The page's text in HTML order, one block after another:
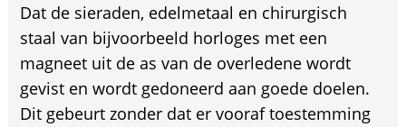
Dat de sieraden, edelmetaal en chirurgisch
staal van bijvoorbeeld horloges met een
magneet uit de as van de overledene wordt
gevist en wordt gedoneerd aan goede doelen.
Dit gebeurt zonder dat er vooraf toestemming